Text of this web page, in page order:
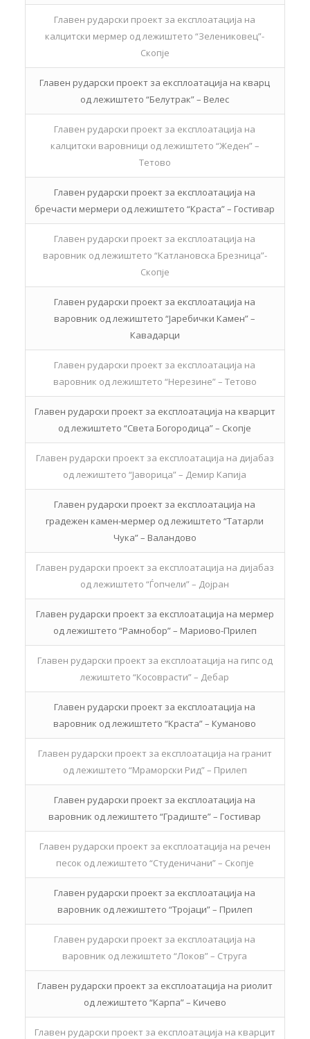
Главен рударски проект за експлоатација на
калцитски мермер од лежиштето “Зелениковец”-
Скопје
Главен рударски проект за експлоатација на кварц
од лежиштето “Белутрак” – Велес
Главен рударски проект за експлоатација на
калцитски варовници од лежиштето “Жеден” –
Тетово
Главен рударски проект за експлоатација на
бречасти мермери од лежиштето “Краста” – Гостивар
Главен рударски проект за експлоатација на
варовник од лежиштето “Катлановска Брезница”-
Скопје
Главен рударски проект за експлоатација на
варовник од лежиштето “Јаребички Камен” –
Кавадарци
Главен рударски проект за експлоатација на
варовник од лежиштето “Нерезине” – Тетово
Главен рударски проект за експлоатација на кварцит
од лежиштето “Света Богородица” – Скопје
Главен рударски проект за експлоатација на дијабаз
од лежиштето “Јаворица” – Демир Капија
Главен рударски проект за експлоатација на
градежен камен-мермер од лежиштето “Татарли
Чука” – Валандово
Главен рударски проект за експлоатација на дијабаз
од лежиштето “Ѓопчели” – Дојран
Главен рударски проект за експлоатација на мермер
од лежиштето “Рамнобор” – Мариово-Прилеп
Главен рударски проект за експлоатација на гипс од
лежиштето “Косоврасти” – Дебар
Главен рударски проект за експлоатација на
варовник од лежиштето “Краста” – Куманово
Главен рударски проект за експлоатација на гранит
од лежиштето “Мраморски Рид” – Прилеп
Главен рударски проект за експлоатација на
варовник од лежиштето “Градиште” – Гостивар
Главен рударски проект за експлоатација на речен
песок од лежиштето “Студеничани” – Скопје
Главен рударски проект за експлоатација на
варовник од лежиштето “Тројаци” – Прилеп
Главен рударски проект за експлоатација на
варовник од лежиштето “Локов” – Струга
Главен рударски проект за експлоатација на риолит
од лежиштето “Карпа” – Кичево
Главен рударски проект за експлоатација на кварцит